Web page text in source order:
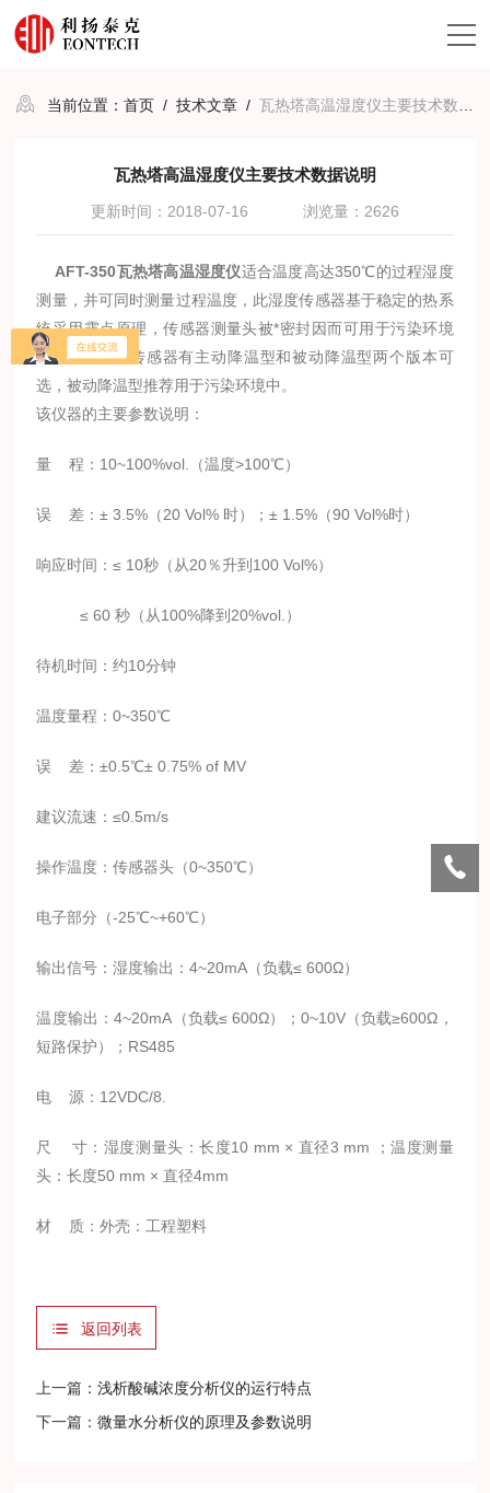
当前位置：首页 /技术文章 /瓦热塔高温湿度仪主要技术数据说明
瓦热塔高温湿度仪主要技术数据说明
更新时间：2018-07-16 浏览量：2626
AFT-350瓦热塔高温湿度仪适合温度高达350℃的过程湿度
测量，并可同时测量过程温度，此湿度传感器基于稳定的热系
统采用露点原理，传感器测量头被*密封因而可用于污染环境
中。AFT-350
传感器有主动降温型和被动降温型两个版本可
选，被动降温型推荐用于污染环境中。
该仪器的主要参数说明：
量 程： 10~100%vol. （温度>100℃）
误 差：±3.5% （20 Vol% 时）；± 1.5% （90 Vol%时）
响应时间：≤ 10秒（从20％升到 100 Vol%）
≤60秒（从100%降到 20%vol. ）
待机时间：约10分钟
温度量程：0~350℃
误 差：±0.5℃±0.75% of MV
建议流速：≤0.5m/s
操作温度：传感器头（0~350℃）
电子部分（-25℃~+60℃）
输出信号：湿度输出：4~20mA （负载≤600Ω）
温度输出：4~20mA （负载≤600Ω）； 0~10V（负载≥600Ω，
短路保护）； RS485
电 源： 12VDC/8.
尺 寸：湿度测量头：长度10 mm × 直径3 mm
；温度测量
头：长度50 mm × 直径4mm
材 质：外壳：工程塑料
返回列表
上一篇：浅析酸碱浓度分析仪的运行特点
下一篇：微量水分析仪的原理及参数说明